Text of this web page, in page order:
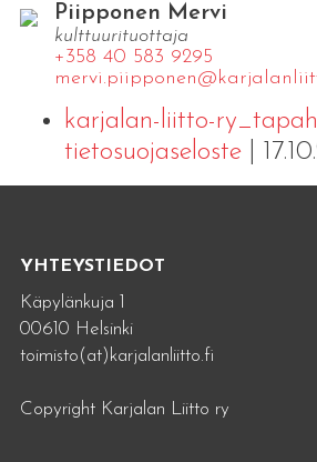
Piipponen Mervi
kulttuurituottaja
+358 40 583 9295
karjalan-liitto-
tietosuojaseloste|
YHTEYSTIEDOT
Käpylänkuja 1
00610 Helsinki
toimisto(at)karjalanliitto.fi
Copyright Karjalan Liitto ry